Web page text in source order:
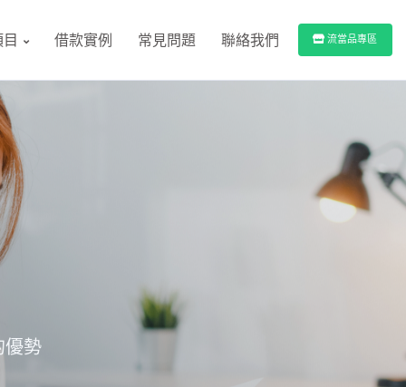
借款實例 常見問題 聯絡我們 流當品專區
優勢